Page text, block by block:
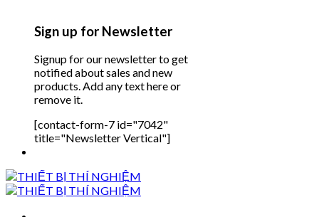
Sign up for Newsletter
Signup for our newsletter to get
notified about sales and new
products. Add any text here or
remove it.
[contact-form-7 id="7042"
title="Newsletter Vertical"]